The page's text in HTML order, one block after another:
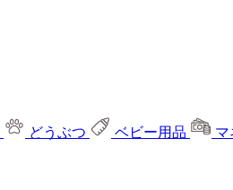
どうぶつ ベビー用品 マ